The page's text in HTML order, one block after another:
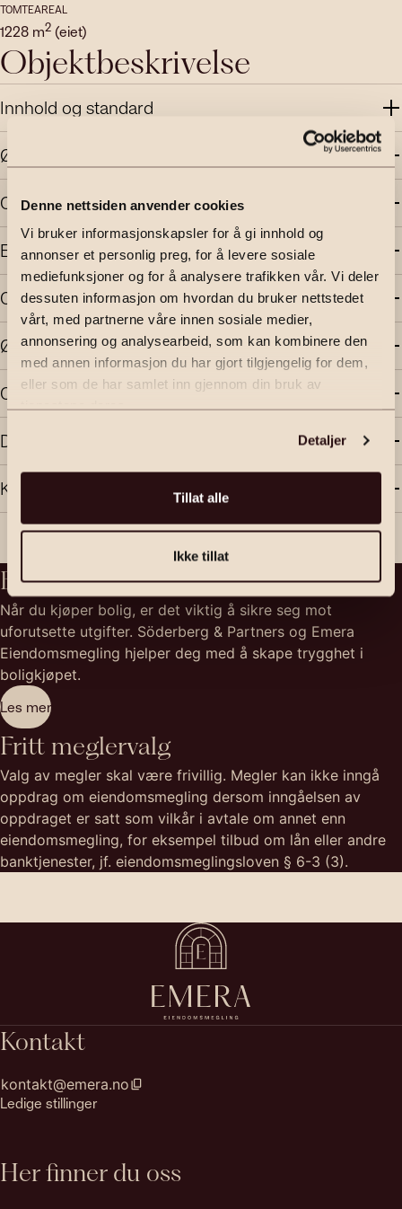
Denne nettsiden anvender cookies
Vi bruker informasjonskapsler for å gi innhold og
annonser et personlig preg, for å levere sosiale
mediefunksjoner og for å analysere trafikken vår. Vi deler
dessuten informasjon om hvordan du bruker nettstedet
vårt, med partnerne våre innen sosiale medier,
annonsering og analysearbeid, som kan kombinere den
med annen informasjon du har gjort tilgjengelig for dem,
eller som de har samlet inn gjennom din bruk av
tjenestene deres.
Detaljer
Tillat alle
Ikke tillat
TOMTEAREAL
1228 m2 (eiet)
Objektbeskrivelse
Innhold og standard
Økonomi
Område
Energi
Offentlige forhold
Øvrig kjøpsinformasjon
Om oppdraget
Dokumenter
Kart
Boligkjøperforsikring
Når du kjøper bolig, er det viktig å sikre seg mot
uforutsette utgifter. Söderberg & Partners og Emera
Eiendomsmegling hjelper deg med å skape trygghet i
boligkjøpet.
Les mer
Fritt meglervalg
Valg av megler skal være frivillig. Megler kan ikke inngå
oppdrag om eiendomsmegling dersom inngåelsen av
oppdraget er satt som vilkår i avtale om annet enn
eiendomsmegling, for eksempel tilbud om lån eller andre
banktjenester, jf. eiendomsmeglingsloven § 6-3 (3).
Kontakt
kontakt@emera.no
Ledige stillinger
Her finner du oss